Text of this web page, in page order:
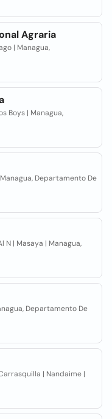
Agraria
| Managua,
Boys | Managua,
Departamento De
N | Masaya | Managua,
Departamento De
| Nandaime |